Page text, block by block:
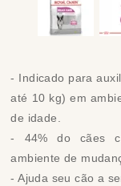
- Indicado para
até 10 kg) em
de idade.
- 44% do cães
ambiente de
- Ajuda seu cão a